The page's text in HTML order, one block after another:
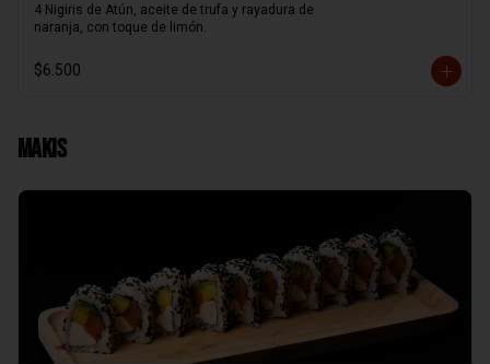
4 Nigiris de Atún, aceite de trufa y rayadura de
naranja, con toque de limón.
$6.500
Makis